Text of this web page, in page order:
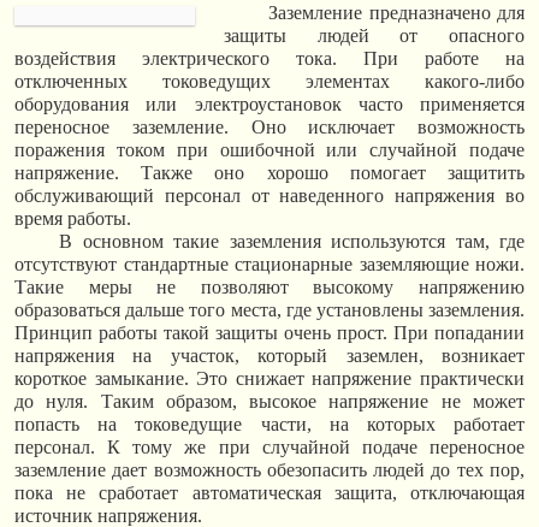
Заземление предназначено для
защиты людей от опасного
воздействия электрического тока. При работе на
отключенных токоведущих элементах какого-либо
оборудования или электроустановок часто применяется
переносное заземление. Оно исключает возможность
поражения током при ошибочной или случайной подаче
напряжение. Также оно хорошо помогает защитить
обслуживающий персонал от наведенного напряжения во
время работы.
В основном такие заземления используются там, где
отсутствуют стандартные стационарные заземляющие ножи.
Такие меры не позволяют высокому напряжению
образоваться дальше того места, где установлены заземления.
Принцип работы такой защиты очень прост. При попадании
напряжения на участок, который заземлен, возникает
короткое замыкание. Это снижает напряжение практически
до нуля. Таким образом, высокое напряжение не может
попасть на токоведущие части, на которых работает
персонал. К тому же при случайной подаче переносное
заземление дает возможность обезопасить людей до тех пор,
пока не сработает автоматическая защита, отключающая
источник напряжения.